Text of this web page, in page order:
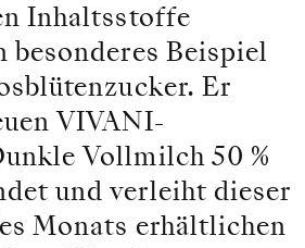
Inhaltsstoffe
besonderes Beispiel
Er
VIVANI-
Vollmilch 50 %
und verleiht dieser
Monats erhältlichen